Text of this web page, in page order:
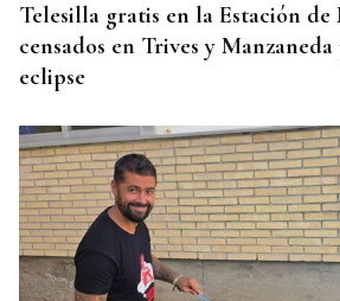
Telesilla gratis en la Estación
censados en Trives y
eclipse